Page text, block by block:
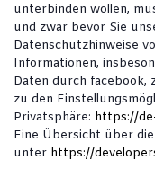
unterbinden wollen,
und zwar bevor Sie
Datenschutzhinweise
Informationen,
Daten durch facebook,
zu den
Privatsphäre: https://
Eine Übersicht über
unter https://